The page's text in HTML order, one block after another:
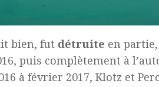
bien, fut détruite en
puis complètement à
à février 2017, Klotz et